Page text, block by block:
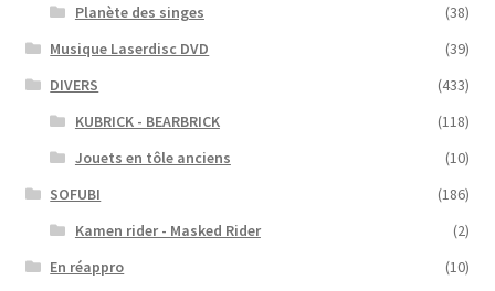
Planète des singes
(38)
Musique Laserdisc DVD
(39)
DIVERS
(433)
KUBRICK - BEARBRICK
(118)
Jouets en tôle anciens
(10)
SOFUBI
(186)
Kamen rider - Masked Rider
(2)
En réappro
(10)